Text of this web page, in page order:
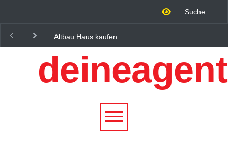
Altbau Haus kaufen:
Unterschiede zwischen
Süddeutschland und
Österreich einfach erklärt
Wirtschaftsfaktor: Wie
Qualitätstourismus
profitieren